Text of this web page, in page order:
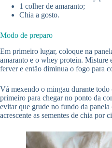
1 colher de amaranto;
Chia a gosto.
Modo de preparo
Em primeiro lugar, coloque na
amaranto e o whey protein. Misture
ferver e então diminua o fogo para
Vá mexendo o mingau durante todo
primeiro para chegar no ponto da
evitar que grude no fundo da
acrescente as sementes de chia por